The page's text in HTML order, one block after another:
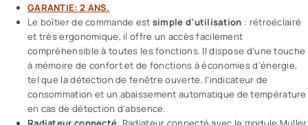
GARANTIE: 2 ANS.
Le boîtier de commande est simple d’utilisation : rétroéclairé
et très ergonomique, il offre un accès facilement
compréhensible à toutes les fonctions. Il dispose d’une touche
à mémoire de confort et de fonctions à économies d’énergie,
tel que la détection de fenêtre ouverte. l’indicateur de
consommation et un abaissement automatique de température
en cas de détection d’absence.